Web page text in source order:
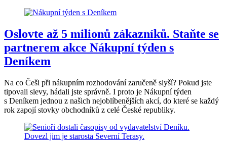
Oslovte až 5 milionů zákazníků. Staňte se
partnerem akce Nákupní týden s
Deníkem
Na co Češi při nákupním rozhodování zaručeně slyší? Pokud jste
tipovali slevy, hádali jste správně. I proto je Nákupní týden
s Deníkem jednou z našich nejoblíbenějších akcí, do které se každý
rok zapojí stovky obchodníků z celé České republiky.